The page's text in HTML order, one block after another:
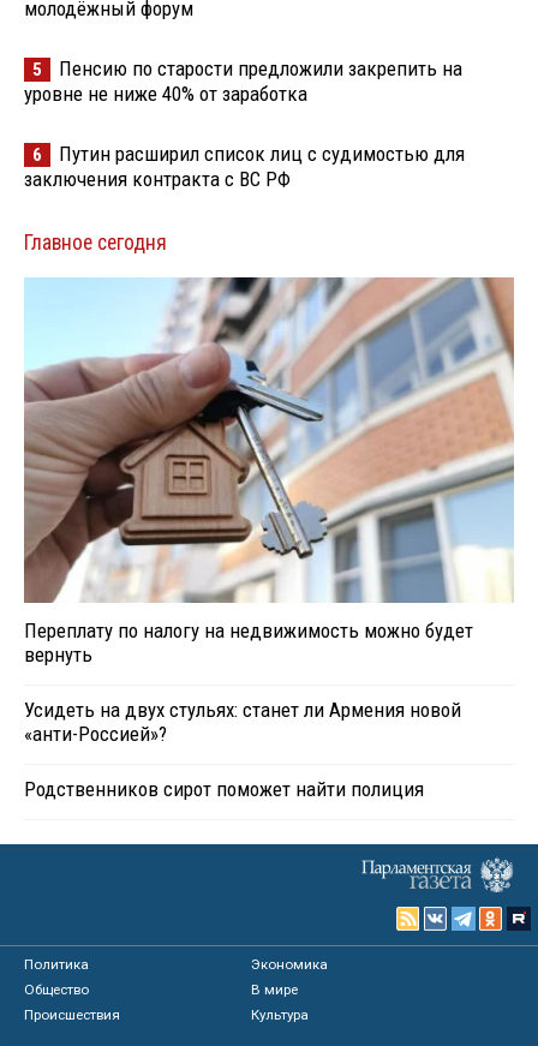
молодёжный форум
5
Пенсию по старости предложили закрепить на
уровне не ниже 40% от заработка
6
Путин расширил список лиц с судимостью для
заключения контракта с ВС РФ
Главное сегодня
Переплату по налогу на недвижимость можно будет
вернуть
Усидеть на двух стульях: станет ли Армения новой
«анти-Россией»?
Родственников сирот поможет найти полиция
Политика
Экономика
Общество
В мире
Происшествия
Культура